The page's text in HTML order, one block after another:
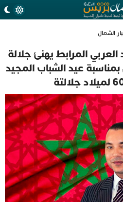
الشمال
العربي المرابط يهنئ جلالة
عيد الشباب المجيد